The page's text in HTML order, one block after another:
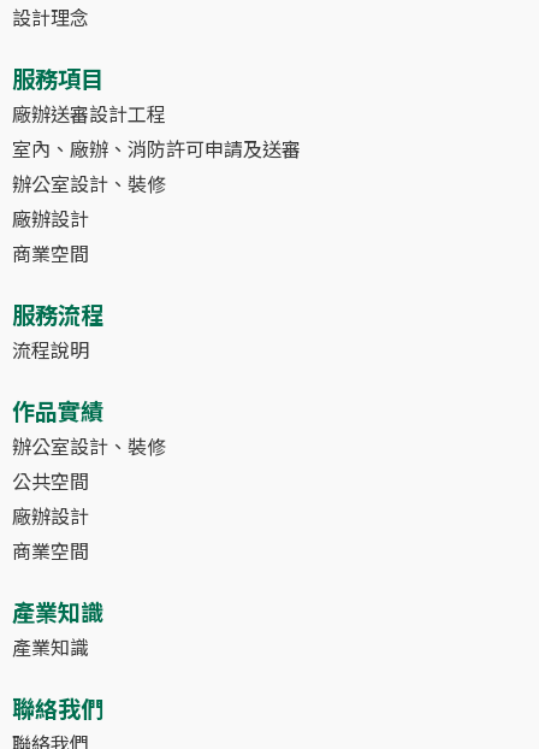
設計理念
服務項目
廠辦送審設計工程
室內、廠辦、消防許可申請及送審
辦公室設計、裝修
廠辦設計
商業空間
服務流程
流程說明
作品實績
辦公室設計、裝修
公共空間
廠辦設計
商業空間
產業知識
產業知識
聯絡我們
聯絡我們